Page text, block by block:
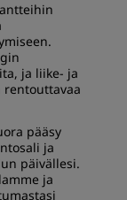
ja liike- ja
rentouttavaa
pääsy
ja
päivällesi.
ja